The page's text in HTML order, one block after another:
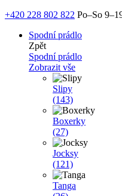
+420 228 802 822 Po–So
Spodní prádlo
Zpět
Spodní prádlo
Zobrazit vše
Slipy
(143)
Boxerky
(27)
Jocksy
(121)
Tanga